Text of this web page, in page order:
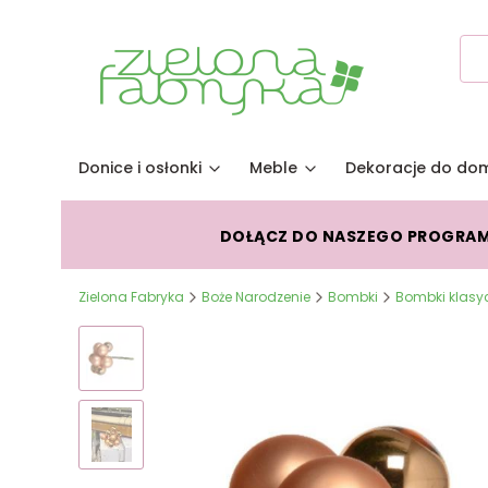
Donice i osłonki Meble Dekoracje do
DOŁĄCZ DO NASZEGO
Zielona Fabryka Boże Narodzenie Bombki Bombki